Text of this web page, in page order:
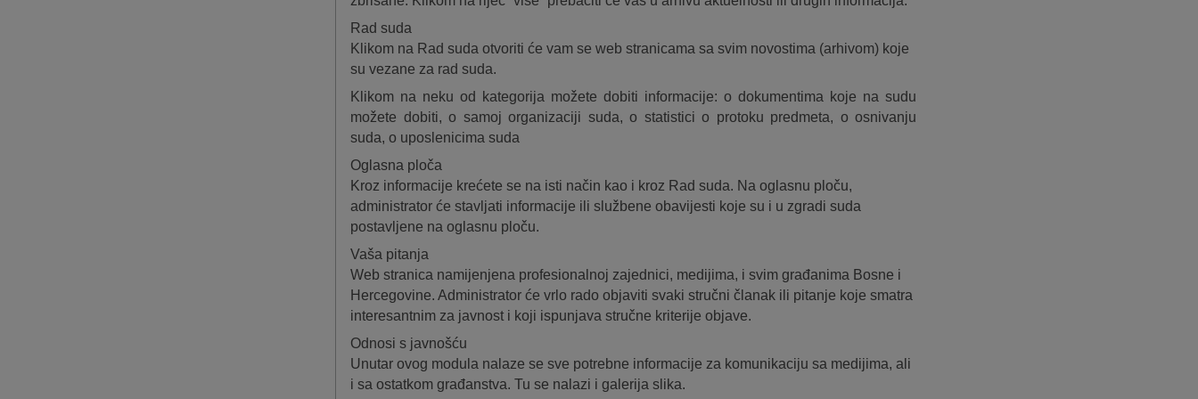
Rad suda
Klikom na Rad suda otvoriti će vam se web stranicama sa svim novostima (arhivom) koje
su vezane za rad suda.
Klikom na neku od kategorija možete dobiti informacije: o dokumentima koje na sudu
možete dobiti, o samoj organizaciji suda, o statistici o protoku predmeta, o osnivanju
suda, o uposlenicima suda
Oglasna ploča
Kroz informacije krećete se na isti način kao i kroz Rad suda. Na oglasnu ploču,
administrator će stavljati informacije ili službene obavijesti koje su i u zgradi suda
postavljene na oglasnu ploču.
Vaša pitanja
Web stranica namijenjena profesionalnoj zajednici, medijima, i svim građanima Bosne i
Hercegovine. Administrator će vrlo rado objaviti svaki stručni članak ili pitanje koje smatra
interesantnim za javnost i koji ispunjava stručne kriterije objave.
Odnosi s javnošću
Unutar ovog modula nalaze se sve potrebne informacije za komunikaciju sa medijima, ali
i sa ostatkom građanstva. Tu se nalazi i galerija slika.